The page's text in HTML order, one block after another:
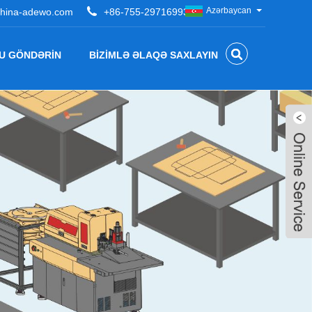
+86-755-29716993
adewo.com Azərbaycan
GÖNDƏRIN BIZIMLƏ ƏLAQƏ SAXLAYIN